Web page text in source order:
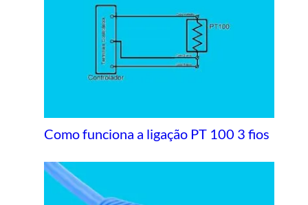
Como funciona a ligação PT 100 3 fios